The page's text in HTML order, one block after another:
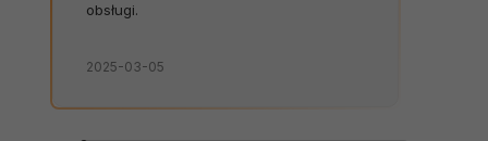
obsługi.
2025-03-05